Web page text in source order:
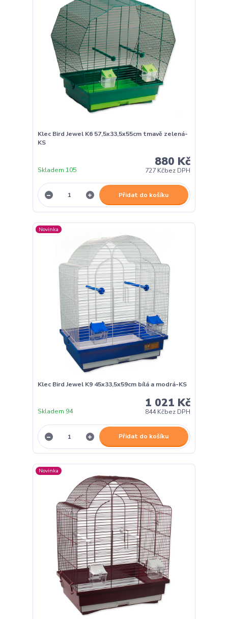
Klec Bird Jewel K6 57,5x33,5x55cm tmavě zelená-
KS
880 Kč
727 Kčbez DPH
Skladem 105
Přidat do košíku
Novinka
Klec Bird Jewel K9 45x33,5x59cm bílá a modrá-KS
1 021 Kč
844 Kčbez DPH
Skladem 94
Přidat do košíku
Novinka